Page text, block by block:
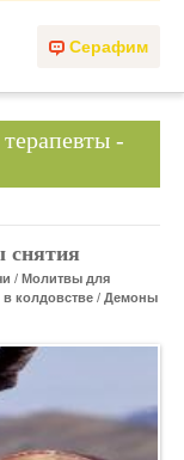
Серафим
-
снятия
/ Молитвы для
колдовстве / Демоны